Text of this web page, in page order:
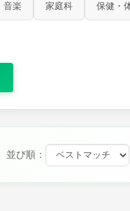
音楽 家庭科 保健・
並び順：